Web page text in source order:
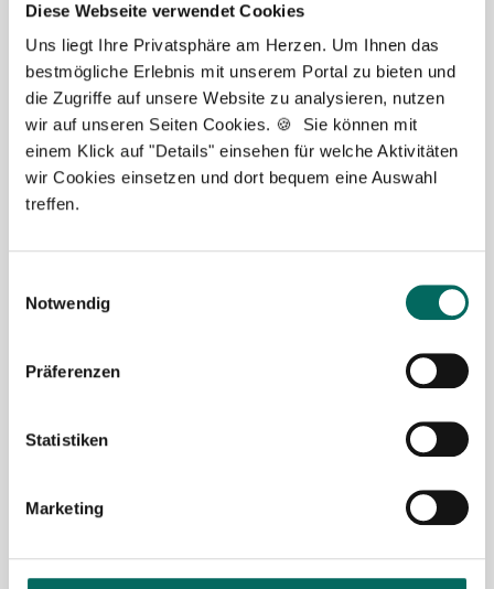
Diese Webseite verwendet Cookies
Uns liegt Ihre Privatsphäre am Herzen. Um Ihnen das
bestmögliche Erlebnis mit unserem Portal zu bieten und
die Zugriffe auf unsere Website zu analysieren, nutzen
wir auf unseren Seiten Cookies. 🍪 Sie können mit
einem Klick auf "Details" einsehen für welche Aktivitäten
wir Cookies einsetzen und dort bequem eine Auswahl
treffen.
Notwendig
Präferenzen
Statistiken
Marketing
Robert Braun
Ich unterstütze Sie gerne bei der Suche nach einer
Stelle als Apotheker (m|w|d), PTA oder PKA. Bei
Ablauf nach Ihrer kostenlosen Stellenanfrage
Jetzt zur kostenlosen Stellenanfrage
Kontakt
Tel.: +49 (0) 521 / 911 730 37